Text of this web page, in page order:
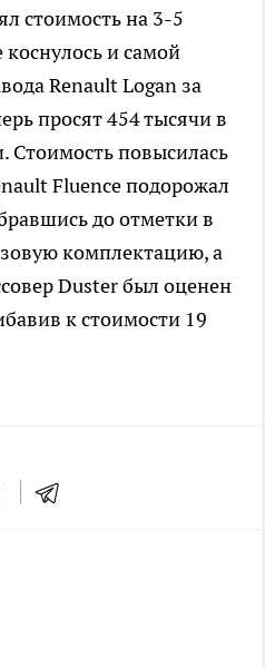
стоимость на 3-5
и самой
Renault Logan за
просят 454 тысячи в
Стоимость повысилась
Fluence подорожал
до отметки в
комплектацию, а
Duster был оценен
к стоимости 19